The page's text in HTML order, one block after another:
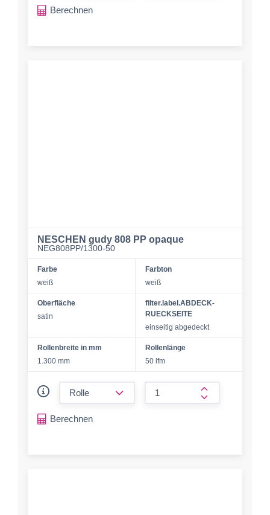
Berechnen
NESCHEN gudy 808 PP opaque
NEG808PP/1300-50
Farbe
weiß
Farbton
weiß
Oberfläche
satin
filter.label.ABDECK-
RUECKSEITE
einseitig abgedeckt
Rollenbreite in mm
1.300 mm
Rollenlänge
50 lfm
form.increase-
Berechnen